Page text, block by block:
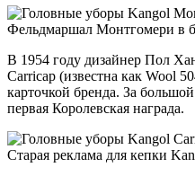
Фельдмаршал Монтгомери в
В 1954 году дизайнер Пол
Carricap (известна как Wool
карточкой бренда. За
первая Королевская награда.
Старая реклама для кепки